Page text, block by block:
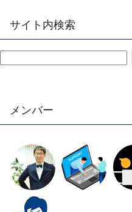
サイト内検索
メンバー